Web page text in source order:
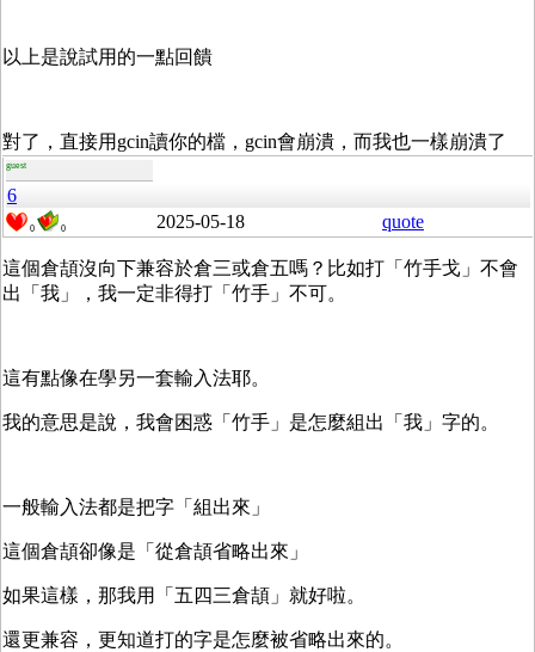
以上是說試用的一點回饋
對了，直接用gcin讀你的檔，gcin會崩潰，而我也一樣崩潰了
guest
6
0 0 2025-05-18 quote
這個倉頡沒向下兼容於倉三或倉五嗎？比如打「竹手戈」不會
出「我」，我一定非得打「竹手」不可。
這有點像在學另一套輸入法耶。
我的意思是說，我會困惑「竹手」是怎麼組出「我」字的。
一般輸入法都是把字「組出來」
這個倉頡卻像是「從倉頡省略出來」
如果這樣，那我用「五四三倉頡」就好啦。
還更兼容，更知道打的字是怎麼被省略出來的。